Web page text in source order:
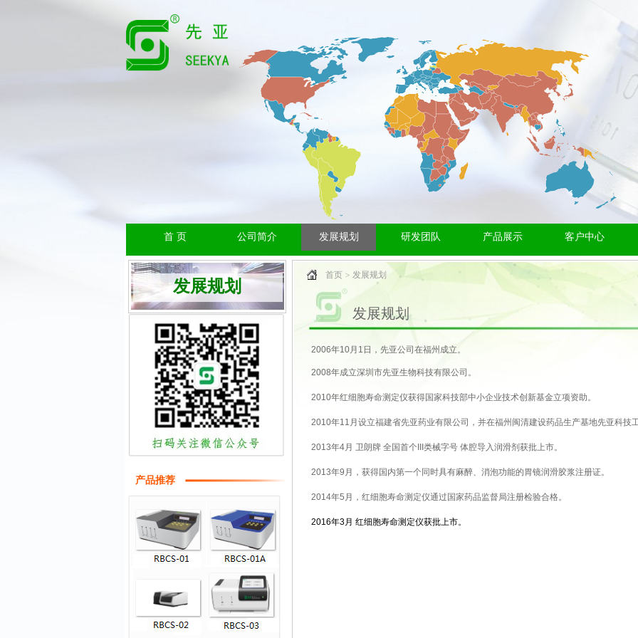
首 页 公司简介 发展规划 研发团队 产品展示 客户中心
发展规划
产品推荐
首页 发展规划
发展规划
2006年10月1日，先亚公司在福州成立。
2008年成立深圳市先亚生物科技有限公司。
2010年红细胞寿命测定仪获得国家科技部中小企业技术创新基金立项资助。
2010年11月设立福建省先亚药业有限公司，并在福州闽清建设药品生产基地先亚科技
2013年4月 卫朗牌 全国首个III类械字号 体腔导入润滑剂获批上市。
2013年9月，获得国内第一个同时具有麻醉、消泡功能的胃镜润滑胶浆注册证。
2014年5月，红细胞寿命测定仪通过国家药品监督局注册检验合格。
2016年3月 红细胞寿命测定仪获批上市。